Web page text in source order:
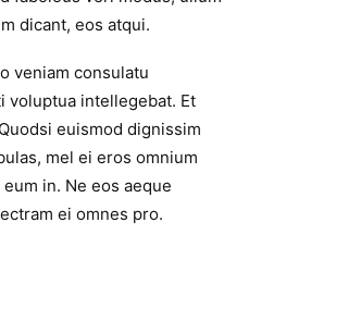
dicant, eos atqui.
veniam consulatu
voluptua intellegebat. Et
euismod dignissim
mel ei eros omnium
in. Ne eos aeque
ei omnes pro.